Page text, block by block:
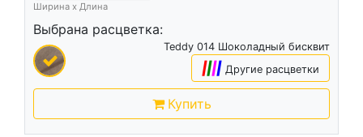
Ширина х Длина
Выбрана расцветка:
Teddy 014 Шоколадный бисквит
|||| Другие расцветки
Купить